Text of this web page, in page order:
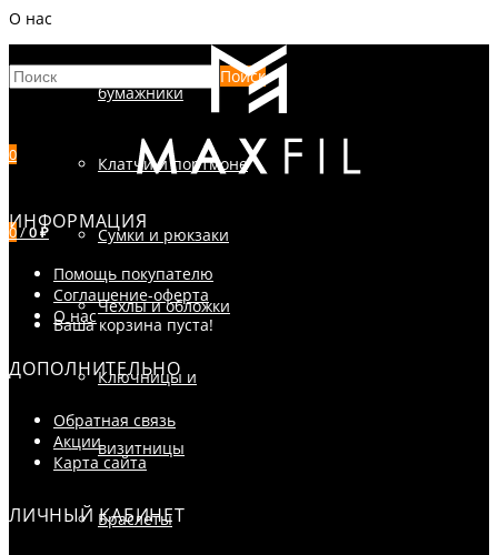
бумажники
Клатчи и портмоне
Сумки и рюкзаки
Чехлы и обложки
Ключницы и
визитницы
Браслеты
Поиск
0
0/0 ₽
Ваша корзина пуста!
О нас
ИНФОРМАЦИЯ
Помощь покупателю
Соглашение-оферта
О нас
ДОПОЛНИТЕЛЬНО
Обратная связь
Акции
Карта сайта
ЛИЧНЫЙ КАБИНЕТ